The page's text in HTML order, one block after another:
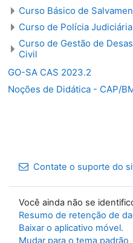
Curso Básico de
Curso de Polícia
Curso de Gestão de
Civil
GO-SA CAS 2023.2
Noções de Didática - CAP/
Contate o suporte do
Você ainda não se
Resumo de retenção de
Baixar o aplicativo móvel.
Mudar para o tema padrão